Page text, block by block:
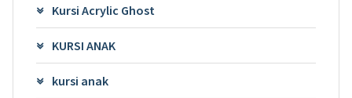
Kursi Acrylic Ghost
KURSI ANAK
kursi anak